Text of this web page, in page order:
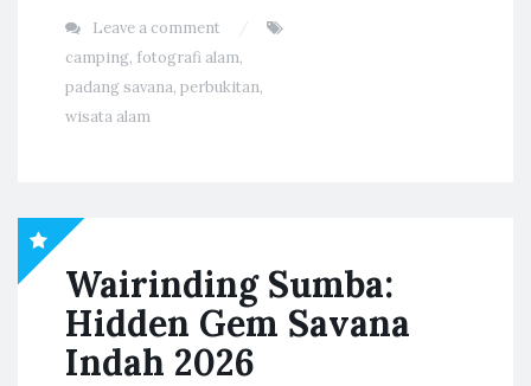
Leave a comment
camping, fotografi alam,
padang savana, perbukitan,
wisata alam
Wairinding Sumba:
Hidden Gem Savana
Indah 2026